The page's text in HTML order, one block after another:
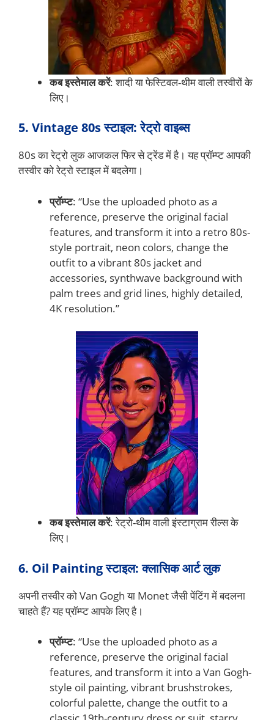
कब इस्तेमाल करें: शादी या फेस्टिवल-थीम वाली तस्वीरों के
लिए।
5. Vintage 80s स्टाइल: रेट्रो वाइब्स
80s का रेट्रो लुक आजकल फिर से ट्रेंड में है। यह प्रॉम्प्ट आपकी
तस्वीर को रेट्रो स्टाइल में बदलेगा।
प्रॉम्प्ट: “Use the uploaded photo as a
reference, preserve the original facial
features, and transform it into a retro 80s-
style portrait, neon colors, change the
outfit to a vibrant 80s jacket and
accessories, synthwave background with
palm trees and grid lines, highly detailed,
4K resolution.”
कब इस्तेमाल करें: रेट्रो-थीम वाली इंस्टाग्राम रील्स के
लिए।
6. Oil Painting स्टाइल: क्लासिक आर्ट लुक
अपनी तस्वीर को Van Gogh या Monet जैसी पेंटिंग में बदलना
चाहते हैं? यह प्रॉम्प्ट आपके लिए है।
प्रॉम्प्ट: “Use the uploaded photo as a
reference, preserve the original facial
features, and transform it into a Van Gogh-
style oil painting, vibrant brushstrokes,
colorful palette, change the outfit to a